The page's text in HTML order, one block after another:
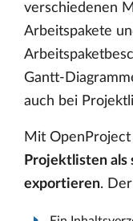
verschiedenen
Arbeitspakete
Gantt-
auch bei
Mit
Projektlisten
exportieren.